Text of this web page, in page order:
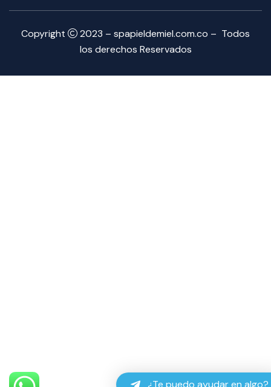
Copyright
2023 – spapieldemiel.com.co – Todos
los derechos Reservados
¿Te puedo ayudar en algo?